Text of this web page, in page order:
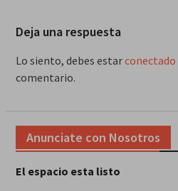
Deja una respuesta
Lo siento, debes estarconectado
comentario.
Anunciate con Nosotros
El espacio esta listo